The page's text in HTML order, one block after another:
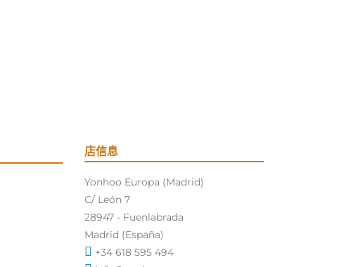
店信息
Yonhoo Europa (Madrid)
C/ León 7
28947 - Fuenlabrada
Madrid (España)
+34 618 595 494